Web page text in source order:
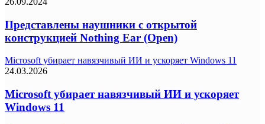
Представлены наушники с открытой
конструкцией Nothing Ear (Open)
Microsoft убирает навязчивый ИИ и ускоряет Windows 11
24.03.2026
Microsoft убирает навязчивый ИИ и ускоряет
Windows 11